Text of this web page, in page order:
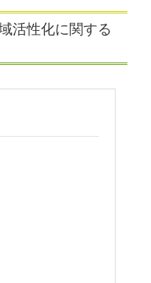
活性化に関する